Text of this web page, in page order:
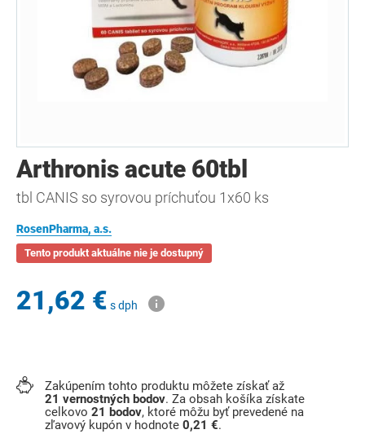
Arthronis acute 60tbl
tbl CANIS so syrovou príchuťou 1x60 ks
RosenPharma, a.s.
Tento produkt aktuálne nie je dostupný
21,62 € s dph
Zakúpením tohto produktu môžete získať až
21 vernostných bodov. Za obsah košíka získate
celkovo 21 bodov, ktoré môžu byť prevedené na
zľavový kupón v hodnote 0,21 €.